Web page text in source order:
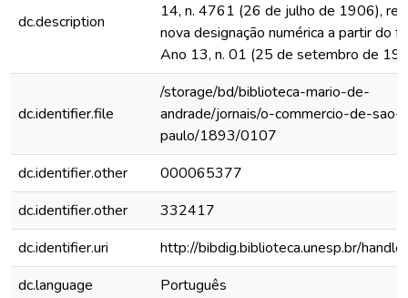
dc.description
14, n. 4761 (26 de julho de 1906),
nova designação numérica a partir do
Ano 13, n. 01 (25 de setembro de
dc.identifier.file
/storage/bd/biblioteca-mario-de-
andrade/jornais/o-commercio-de-sao-
paulo/1893/0107
dc.identifier.other
000065377
dc.identifier.other
332417
dc.identifier.uri
http://bibdig.biblioteca.unesp.br/
dc.language
Português